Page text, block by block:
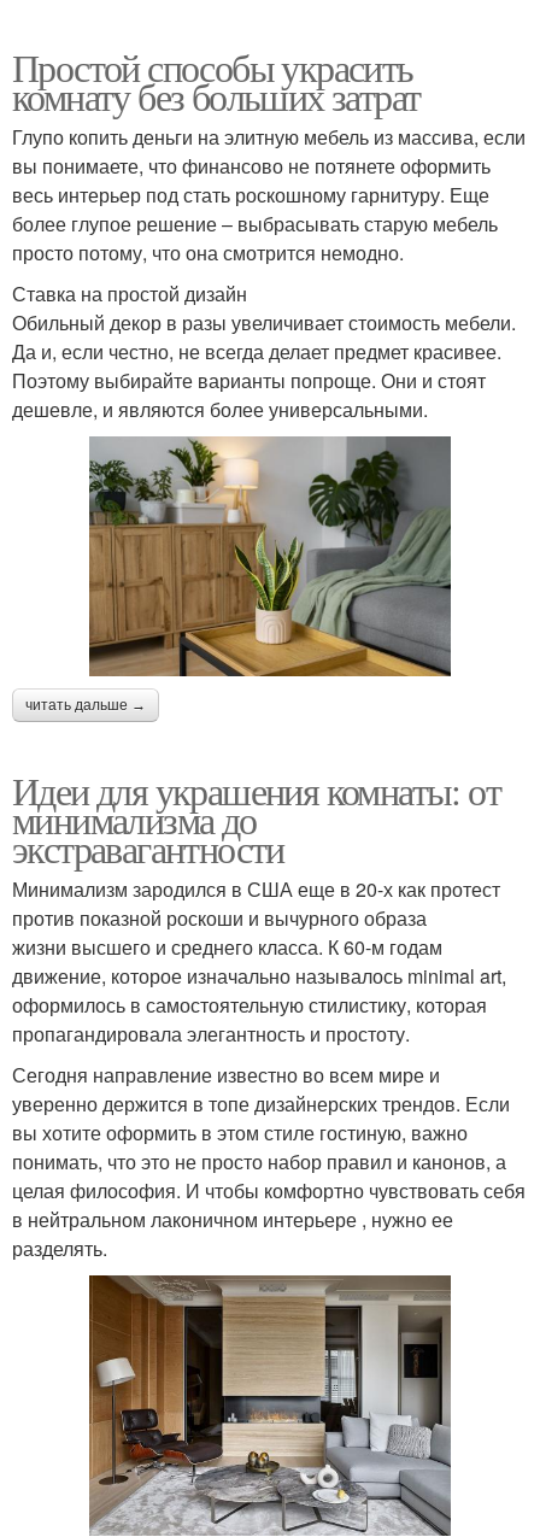
Простой способы украсить
комнату без больших затрат
Глупо копить деньги на элитную мебель из массива, если
вы понимаете, что финансово не потянете оформить
весь интерьер под стать роскошному гарнитуру. Еще
более глупое решение – выбрасывать старую мебель
просто потому, что она смотрится немодно.
Ставка на простой дизайн
Обильный декор в разы увеличивает стоимость мебели.
Да и, если честно, не всегда делает предмет красивее.
Поэтому выбирайте варианты попроще. Они и стоят
дешевле, и являются более универсальными.
читать дальше →
Идеи для украшения комнаты: от
минимализма до
экстравагантности
Минимализм зародился в США еще в 20-х как протест
против показной роскоши и вычурного образа
жизни высшего и среднего класса. К 60-м годам
движение, которое изначально называлось minimal art,
оформилось в самостоятельную стилистику, которая
пропагандировала элегантность и простоту.
Сегодня направление известно во всем мире и
уверенно держится в топе дизайнерских трендов. Если
вы хотите оформить в этом стиле гостиную, важно
понимать, что это не просто набор правил и канонов, а
целая философия. И чтобы комфортно чувствовать себя
в нейтральном лаконичном интерьере , нужно ее
разделять.